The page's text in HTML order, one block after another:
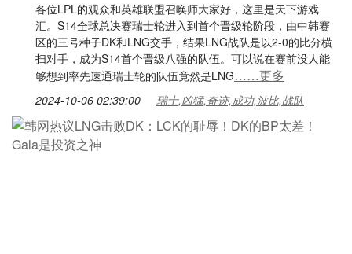
各位LPL的观众和英雄联盟召唤师大家好，这里是天下游戏
汇。S14全球总决赛瑞士轮进入到首个晋级轮阶段，由中韩赛
区的三号种子DK和LNG交手，结果LNG战队是以2-0的比分横
扫对手，成为S14首个晋级八强的队伍。可以说在赛前没人能
够想到率先速通瑞士轮的队伍竟然是LNG……更多
2024-10-06 02:39:00 瑞士,凶猛,奇迹,成功,波比,战队